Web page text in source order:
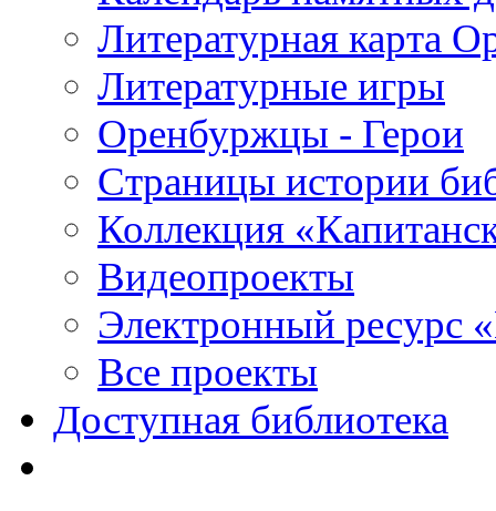
Литературная карта
Литературные игры
Оренбуржцы - Герои
Страницы истории
Коллекция
Видеопроекты
Электронный ресурс
Все проекты
Доступная библиотека